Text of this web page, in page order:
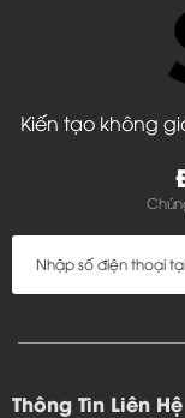
Kiến tạo không
Thông Tin Liên Hệ